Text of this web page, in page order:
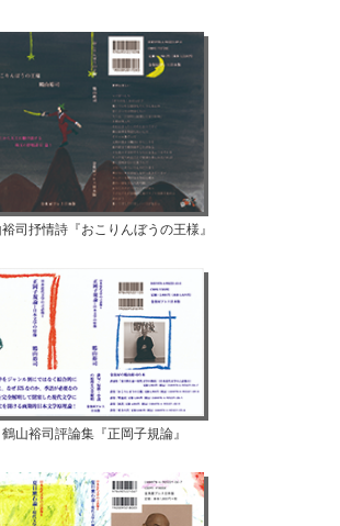
司抒情詩『おこりんぼうの王様』
鶴山裕司評論集『正岡子規論』